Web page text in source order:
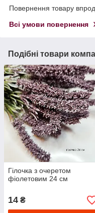
Повернення товару
Всі умови повернення
Подібні товари
Гілочка з очеретом
фіолетовим 24 см
14 ₴